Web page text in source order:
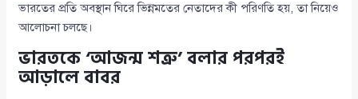
ভারতের প্রতি অবস্থান ঘিরে ভিন্নমতের নেতাদের কী পরিণতি হয়, তা নিয়েও
আলোচনা চলছে।
ভারতকে ‘আজন্ম শত্রু’ বলার পরপরই
আড়ালে বাবর